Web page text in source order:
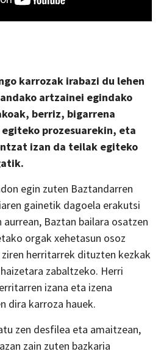
karrozak irabazi du lehen
artzainei egindako
berriz, bigarrena
prozesuarekin, eta
izan da teilak egiteko
egin zuten Baztandarren
gainetik dagoela erakutsi
aurrean, Baztan bailara osatzen
orgak xehetasun osoz
herritarrek dituzten kezkak
zabaltzeko. Herri
izana eta izena
dira karroza hauek.
zen desfilea eta amaitzean,
zain zuten bazkaria